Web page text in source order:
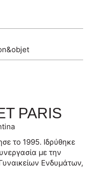
PARIS
το 1995. Ιδρύθηκε
με την
Ενδυμάτων,